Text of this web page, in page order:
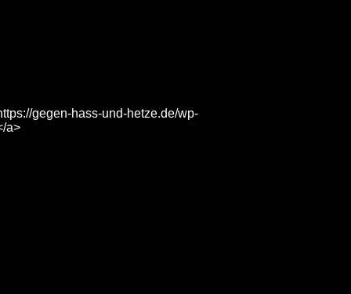
gegen-hass-und-hetze.de/wp-
a>